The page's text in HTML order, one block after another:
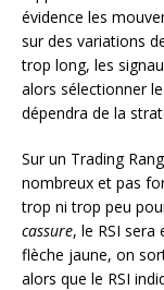
évidence les
sur des variations
trop long, les
alors sélectionner
dépendra de la
Sur un Trading
nombreux et pas
trop ni trop peu
cassure, le RSI sera
flèche jaune, on
alors que le RSI